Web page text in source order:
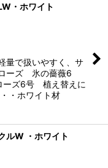
・ホワイト
量で扱いやすく、サ
ーズ 氷の薔薇6
ズ6号 植え替えに
・ホワイト材
ルW ・ホワイト